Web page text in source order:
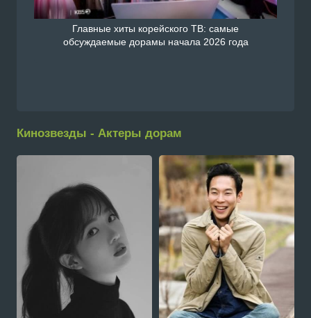
Главные хиты корейского ТВ: самые
обсуждаемые дорамы начала 2026 года
Кинозвезды - Актеры дорам